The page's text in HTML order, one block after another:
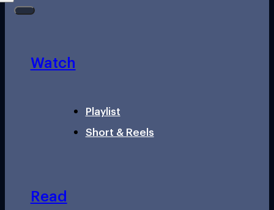
Watch
Playlist
Short & Reels
Read